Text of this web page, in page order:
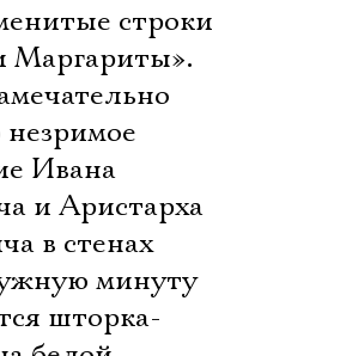
строки
Маргариты».
Ивана
и Аристарха
в стенах
минуту
шторка-